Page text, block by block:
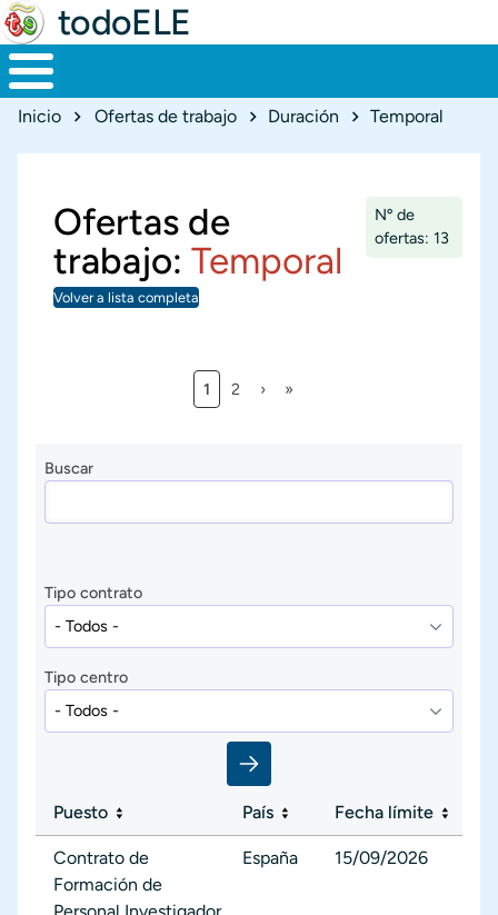
todoELE
Ruta de navegación
Inicio Ofertas de trabajo Duración Temporal
Ofertas de
trabajo: Temporal
Nº de
ofertas: 13
Volver a lista completa
Paginación
Página actual
1 Página
2 Siguiente página
› Última página
»
Buscar
Tipo contrato
Tipo centro
Puesto País Fecha límite
Contrato de
Formación de
España 15/09/2026